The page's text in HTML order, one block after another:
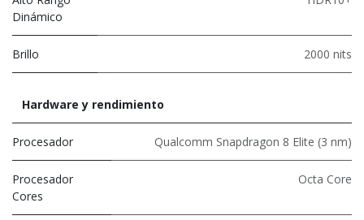
Dinámico
Brillo 2000 nits
Hardware y rendimiento
Procesador Qualcomm Snapdragon 8 Elite (3 nm)
Procesador
Cores
Octa Core